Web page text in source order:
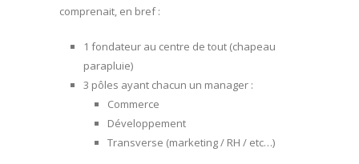
comprenait, en bref :
1 fondateur au centre de tout (chapeau
parapluie)
3 pôles ayant chacun un manager :
Commerce
Développement
Transverse (marketing / RH / etc…)